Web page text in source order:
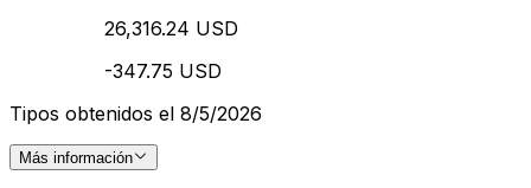
26,316.24 USD
-347.75 USD
Tipos obtenidos el 8/5/2026
Más información